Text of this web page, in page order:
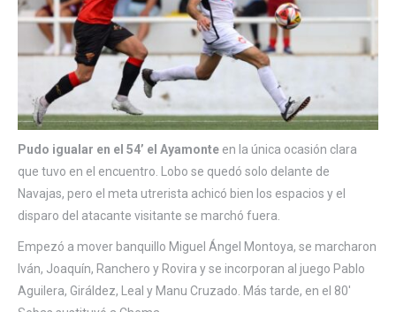
Pudo igualar en el 54’ el Ayamonte en la única ocasión clara
que tuvo en el encuentro. Lobo se quedó solo delante de
Navajas, pero el meta utrerista achicó bien los espacios y el
disparo del atacante visitante se marchó fuera.
Empezó a mover banquillo Miguel Ángel Montoya, se marcharon
Iván, Joaquín, Ranchero y Rovira y se incorporan al juego Pablo
Aguilera, Giráldez, Leal y Manu Cruzado. Más tarde, en el 80′